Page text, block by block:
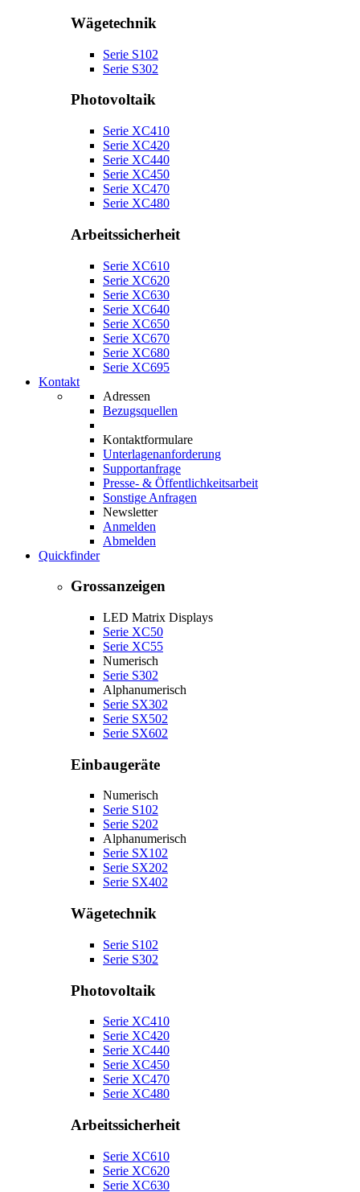
Wägetechnik
Serie S102
Serie S302
Photovoltaik
Serie XC410
Serie XC420
Serie XC440
Serie XC450
Serie XC470
Serie XC480
Arbeitssicherheit
Serie XC610
Serie XC620
Serie XC630
Serie XC640
Serie XC650
Serie XC670
Serie XC680
Serie XC695
Kontakt
Adressen
Bezugsquellen
Kontaktformulare
Unterlagenanforderung
Supportanfrage
Presse- & Öffentlichkeitsarbeit
Sonstige Anfragen
Newsletter
Anmelden
Abmelden
Quickfinder
Grossanzeigen
LED Matrix Displays
Serie XC50
Serie XC55
Numerisch
Serie S302
Alphanumerisch
Serie SX302
Serie SX502
Serie SX602
Einbaugeräte
Numerisch
Serie S102
Serie S202
Alphanumerisch
Serie SX102
Serie SX202
Serie SX402
Wägetechnik
Serie S102
Serie S302
Photovoltaik
Serie XC410
Serie XC420
Serie XC440
Serie XC450
Serie XC470
Serie XC480
Arbeitssicherheit
Serie XC610
Serie XC620
Serie XC630